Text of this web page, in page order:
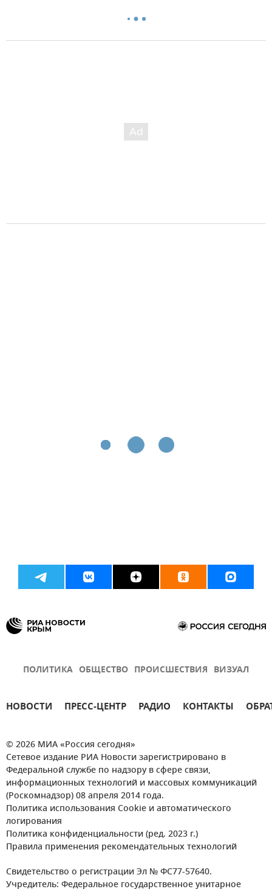
ПОЛИТИКА ОБЩЕСТВО ПРОИСШЕСТВИЯ ВИЗУАЛ
НОВОСТИ ПРЕСС-ЦЕНТР РАДИО КОНТАКТЫ
© 2026 МИА «Россия сегодня»
Сетевое издание РИА Новости зарегистрировано в
Федеральной службе по надзору в сфере связи,
информационных технологий и массовых коммуникаций
(Роскомнадзор) 08 апреля 2014 года.
Политика использования Cookie и автоматического
логирования
Политика конфиденциальности (ред. 2023 г.)
Правила применения рекомендательных технологий
Свидетельство о регистрации Эл № ФС77-57640.
Учредитель: Федеральное государственное унитарное